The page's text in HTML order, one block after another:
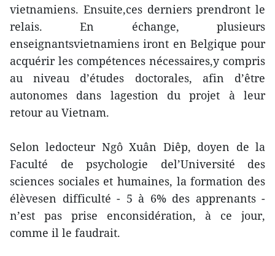
vietnamiens. Ensuite,ces derniers prendront le
relais. En échange, plusieurs
enseignantsvietnamiens iront en Belgique pour
acquérir les compétences nécessaires,y compris
au niveau d’études doctorales, afin d’être
autonomes dans lagestion du projet à leur
retour au Vietnam.
Selon ledocteur Ngô Xuân Diêp, doyen de la
Faculté de psychologie del’Université des
sciences sociales et humaines, la formation des
élèvesen difficulté - 5 à 6% des apprenants -
n’est pas prise enconsidération, à ce jour,
comme il le faudrait.